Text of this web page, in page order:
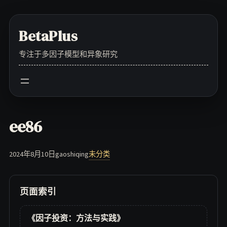
contentBetaPlus
专注于多因子模型和异象研究
ee86
2024年8月10日gaoshiqing未分类
页面索引
《因子投资：方法与实践》